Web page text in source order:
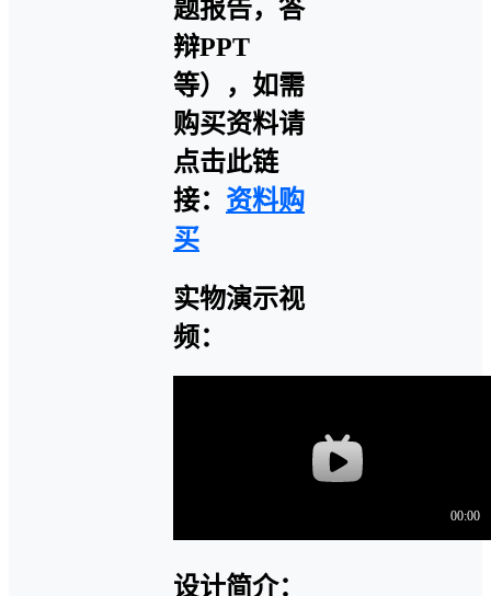
题报告，答
辩PPT
等），如需
购买资料请
点击此链
接： 资料购
买
实物演示视
频：
设计简介：